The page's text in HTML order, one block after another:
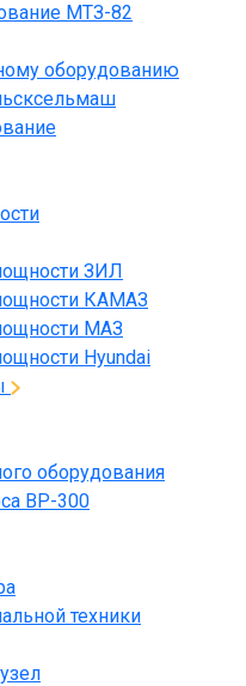
МТЗ-82
оборудованию
ЗИЛ
КАМАЗ
МАЗ
Hyundai
оборудования
BP-300
техники